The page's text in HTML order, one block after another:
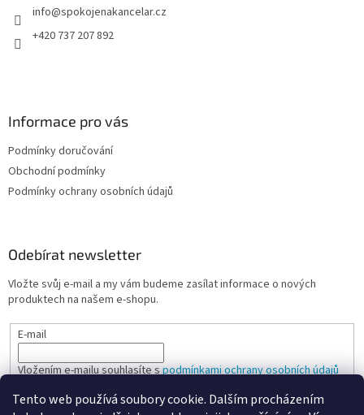
Tento web používá soubory cookie. Dalším procházením
info@spokojenakancelar.cz
+420 737 207 892
Informace pro vás
Podmínky doručování
Obchodní podmínky
Podmínky ochrany osobních údajů
Odebírat newsletter
Vložte svůj e-mail a my vám budeme zasílat informace o nových
produktech na našem e-shopu.
E-mail
Vložením e-mailu souhlasíte spodmínkami ochrany osobních údajů
PŘIHLÁSIT SE